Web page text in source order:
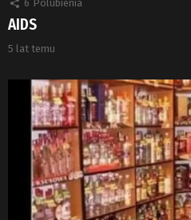
6 Polubienia
AIDS
5 lat temu